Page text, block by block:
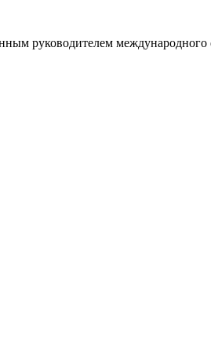
руководителем международного